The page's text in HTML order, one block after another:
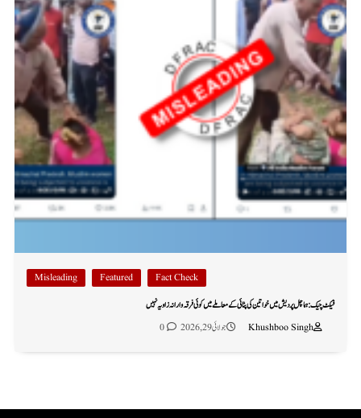
Fact Check
Featured
Misleading
فیکٹ چیک: ہماچل پردیش میں خواتین کی پٹائی کے معاملے میں کوئی فرقہ وارانہ زاویہ نہیں
Khushboo Singh
جولائی 29, 2026 0